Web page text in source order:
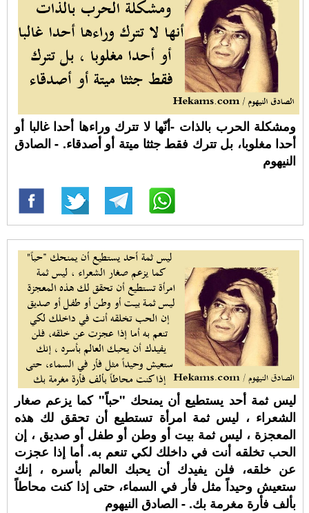
ومشكلة الحرب بالذات -أنّها لا تترك وراءها أحدا غالبا أو
أحدا مغلوبا، بل تترك فقط جثثا ميتة أو أصدقاء. - الصادق
النيهوم
ليس ثمة أحد يستطيع أن يمنحك "حباً" كما يزعم صغار
الشعراء ، ليس ثمة امرأة تستطيع أن تحقق لك هذه
المعجزة ، ليس ثمة بيت أو وطن أو طفل أو صديق ، إن
الحب تخلقه أنت في داخلك لكي تنعم به. أما إذا عجزت
عن خلقه، فلن يفيدك أن يحبك العالم بأسره ، إنك
ستعيش وحيداً مثل فأر في السماء، حتى إذا كنت محاطاً
بألف فأرة مغرمة بك. - الصادق النيهوم